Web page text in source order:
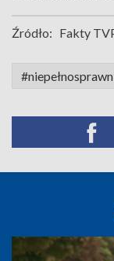
Źródło: Fakty